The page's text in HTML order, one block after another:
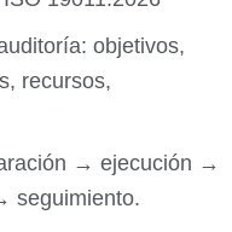
objetivos,
recursos,
→ ejecución →
seguimiento.